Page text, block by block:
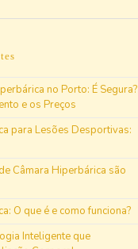
no Porto: É Segura?
e os Preços
para Lesões Desportivas:
Câmara Hiperbárica são
O que é e como funciona?
Inteligente que